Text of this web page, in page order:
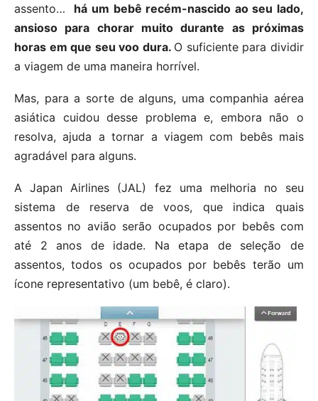
assento…
há um bebê recém-nascido ao seu lado,
ansioso para chorar muito durante as próximas
horas em que seu voo dura. O suficiente para dividir
a viagem de uma maneira horrível.
Mas, para a sorte de alguns, uma companhia aérea
asiática cuidou desse problema e, embora não o
resolva, ajuda a tornar a viagem com bebês mais
agradável para alguns.
A Japan Airlines (JAL) fez uma melhoria no seu
sistema de reserva de voos, que indica quais
assentos no avião serão ocupados por bebês com
até 2 anos de idade. Na etapa de seleção de
assentos, todos os ocupados por bebês terão um
ícone representativo (um bebê, é claro).